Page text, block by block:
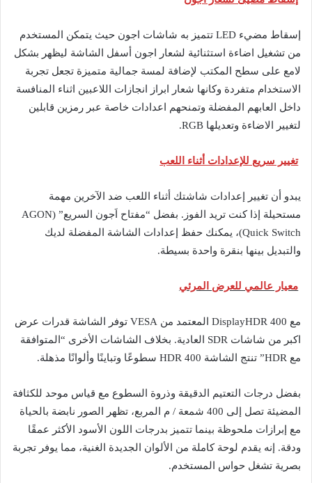
إسقاط مضيء LED تتميز به شاشات اجون حيث يتمكن المستخدم
من تشغيل اضاءة استثنائية لشعار اجون أسفل الشاشة ليظهر بشكل
لامع على سطح المكتب لإضافة لمسة جمالية متميزة تجعل تجربة
الاستخدام متفردة وكانها شعار ابراز انجازات اللاعبين اثناء المنافسة
داخل العابهم المفضلة وتمنحهم اعدادات خاصة عبر رمزين قابلين
لتغيير الاضاءة وتعديلها RGB.
تغيير سريع للإعدادات أثناء اللعب
يبدو أن تغيير إعدادات شاشتك أثناء اللعب ضد الآخرين مهمة
مستحيلة إذا كنت تريد الفوز. بفضل “مفتاح اَجون السريع” (AGON
Quick Switch)، يمكنك حفظ إعدادات الشاشة المفضلة لديك
والتبديل بينها بنقرة واحدة بسيطة.
معيار عالمي للعرض المرئي
مع DisplayHDR 400 المعتمد من VESA توفر الشاشة قدرات عرض
اكبر من شاشات SDR العادية. بخلاف الشاشات الأخرى “المتوافقة
مع HDR” تنتج الشاشة HDR 400 سطوعًا وتباينًا وألوانًا مذهلة.
بفضل درجات التعتيم الدقيقة وذروة السطوع مع قياس موحد للكثافة
المضيئة تصل إلى 400 شمعة / م المربع، تظهر الصور نابضة بالحياة
مع إبرازات ملحوظة بينما تتميز بدرجات اللون الأسود الأكثر عمقًا
ودقة. إنه يقدم لوحة كاملة من الألوان الجديدة الغنية، مما يوفر تجربة
بصرية تشغل حواس المستخدم.